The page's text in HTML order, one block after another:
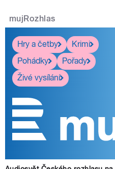
mujRozhlas
Hry a četby
Krimi
Pohádky
Pořady
Živé vysílání